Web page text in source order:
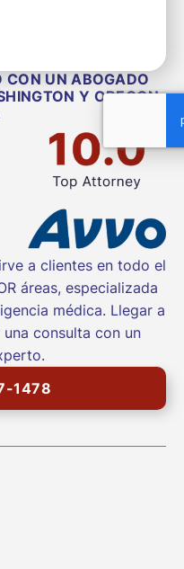
CON UN ABOGADO
Y OREGON
a clientes en todo el
áreas, especializada
médica. Llegar a
consulta con un
1478